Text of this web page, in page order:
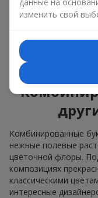
Классический букет
природную форму и
композиции. Это
которые подходят
просто как
Комбинированные
нежные полевые
цветочной флоры.
композициях
классическими
интересные
изменить свой